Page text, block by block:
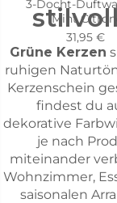
3-Docht-
Mint
31,95 €
Grüne Kerzen
ruhigen
Kerzenschein
findest du
dekorative
je nach
miteinander
Wohnzimmer,
saisonalen